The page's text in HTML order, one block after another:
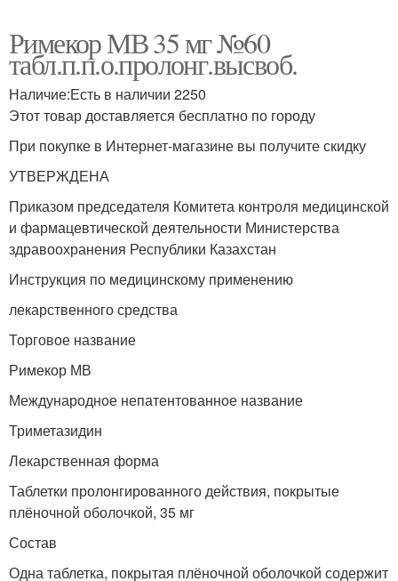
Римекор МВ 35 мг №60
табл.п.п.о.пролонг.высвоб.
Наличие:Есть в наличии 2250
Этот товар доставляется бесплатно по городу
При покупке в Интернет-магазине вы получите скидку
УТВЕРЖДЕНА
Приказом председателя Комитета контроля медицинской
и фармацевтической деятельности Министерства
здравоохранения Республики Казахстан
Инструкция по медицинскому применению
лекарственного средства
Торговое название
Римекор МВ
Международное непатентованное название
Триметазидин
Лекарственная форма
Таблетки пролонгированного действия, покрытые
плёночной оболочкой, 35 мг
Состав
Одна таблетка, покрытая плёночной оболочкой содержит